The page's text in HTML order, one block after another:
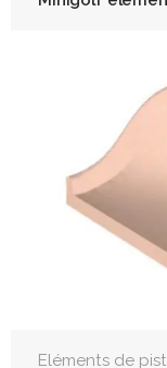
Eléments de